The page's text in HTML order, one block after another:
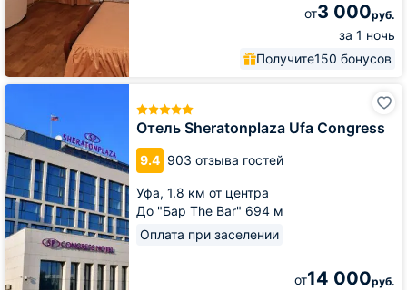
от3 000руб.
за 1 ночь
Получите150 бонусов
Отель Sheratonplaza Ufa Congress
9.4 903 отзыва гостей
Уфа, 1.8 км от центра
До "Бар The Bar" 694 м
Оплата при заселении
от14 000руб.
Отель
Ufa
Congress